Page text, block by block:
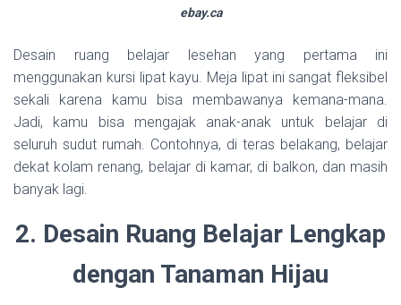
ebay.ca
Desain ruang belajar lesehan yang pertama ini
menggunakan kursi lipat kayu. Meja lipat ini sangat fleksibel
sekali karena kamu bisa membawanya kemana-mana.
Jadi, kamu bisa mengajak anak-anak untuk belajar di
seluruh sudut rumah. Contohnya, di teras belakang, belajar
dekat kolam renang, belajar di kamar, di balkon, dan masih
banyak lagi.
2. Desain Ruang Belajar Lengkap
dengan Tanaman Hijau